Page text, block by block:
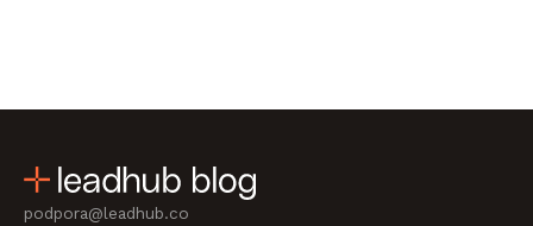
podpora@leadhub.co